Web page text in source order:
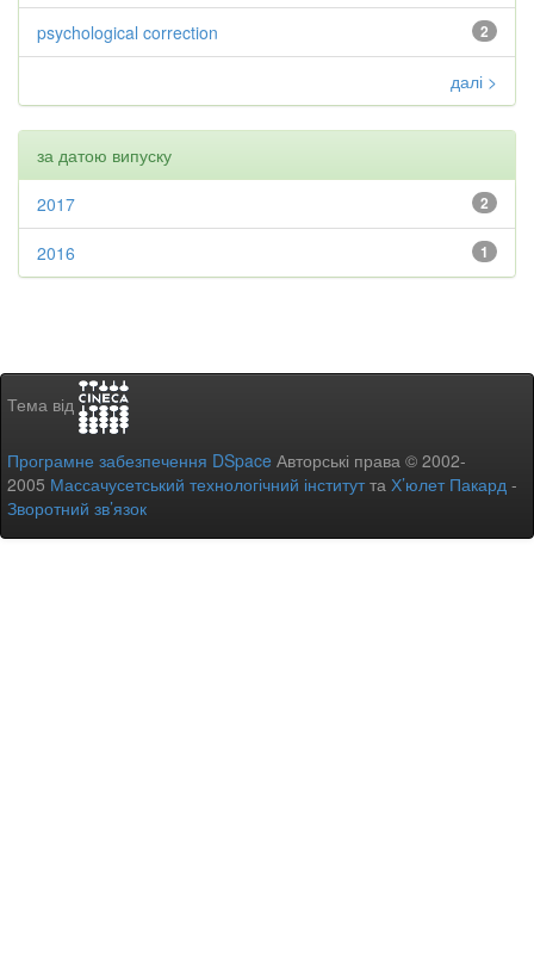
2
psychological correction
далі >
за датою випуску
2
2017
1
2016
Тема від
Програмне забезпечення DSpace Авторські права © 2002-
2005 Массачусетський технологічний інститутта Х’юлет Пакард -
Зворотний зв’язок